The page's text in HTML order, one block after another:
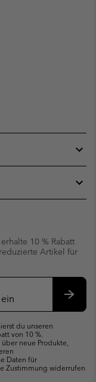
10 % Rabatt
Artikel für
du unseren
von 10 %.
neue Produkte,
Daten für
Zustimmung widerrufen